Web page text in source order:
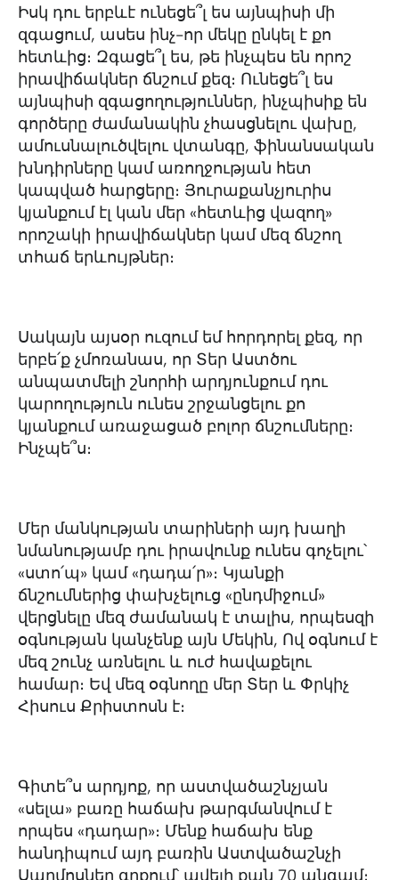
Իսկ դու երբևէ ունեցե՞լ ես այնպիսի մի
զգացում, ասես ինչ-որ մեկը ընկել է քո
հետևից։ Զգացե՞լ ես, թե ինչպես են որոշ
իրավիճակներ ճնշում քեզ։ Ունեցե՞լ ես
այնպիսի զգացողություններ, ինչպիսիք են
գործերը ժամանակին չհասցնելու վախը,
ամուսնալուծվելու վտանգը, ֆինանսական
խնդիրները կամ առողջության հետ
կապված հարցերը։ Յուրաքանչյուրիս
կյանքում էլ կան մեր «հետևից վազող»
որոշակի իրավիճակներ կամ մեզ ճնշող
տհաճ երևույթներ։
Սակայն այսօր ուզում եմ հորդորել քեզ, որ
երբե՛ք չմոռանաս, որ Տեր Աստծու
անպատմելի շնորհի արդյունքում դու
կարողություն ունես շրջանցելու քո
կյանքում առաջացած բոլոր ճնշումները։
Ինչպե՞ս։
Մեր մանկության տարիների այդ խաղի
նմանությամբ դու իրավունք ունես գոչելու՝
«ստո՛պ» կամ «դադա՛ր»։ Կյանքի
ճնշումներից փախչելուց «ընդմիջում»
վերցնելը մեզ ժամանակ է տալիս, որպեսզի
օգնության կանչենք այն Մեկին, Ով օգնում է
մեզ շունչ առնելու և ուժ հավաքելու
համար։ Եվ մեզ օգնողը մեր Տեր և Փրկիչ
Հիսուս Քրիստոսն է։
Գիտե՞ս արդյոք, որ աստվածաշնչյան
«սելա» բառը հաճախ թարգմանվում է
որպես «դադար»։ Մենք հաճախ ենք
հանդիպում այդ բառին Աստվածաշնչի
Սաղմոսներ գրքում՝ ավելի քան 70 անգամ։